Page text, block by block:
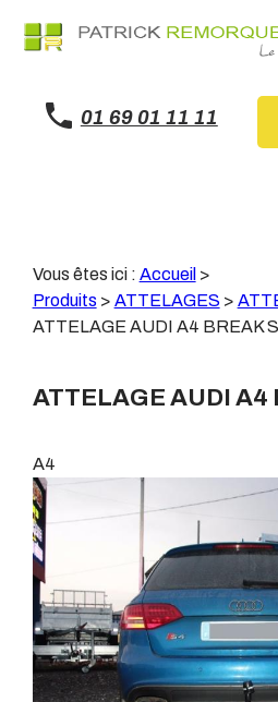
01 69 01 11 11
Vous êtes ici : Accueil >
Produits > ATTELAGES >
ATTELAGE AUDI A4 BREAK
ATTELAGE AUDI A4
A4